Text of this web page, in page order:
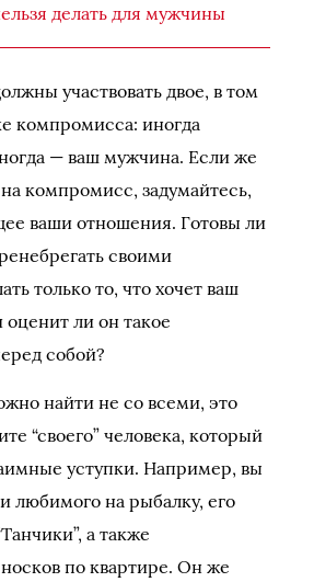
делать для мужчины
участвовать двое, в том
компромисса: иногда
— ваш мужчина. Если же
компромисс, задумайтесь,
ваши отношения. Готовы ли
своими
только то, что хочет ваш
ли он такое
собой?
найти не со всеми, это
“своего” человека, который
уступки. Например, вы
любимого на рыбалку, его
а также
по квартире. Он же